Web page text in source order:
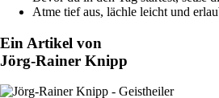
Atme tief aus, lächle leicht und
Ein Artikel von
Jörg-Rainer Knipp